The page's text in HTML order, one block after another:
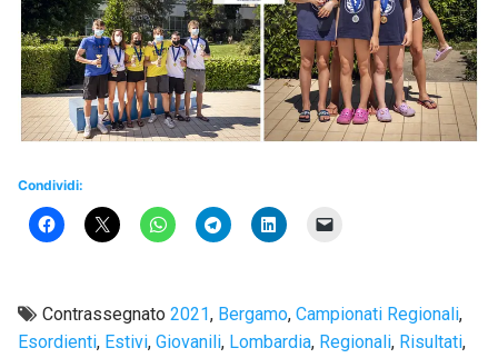
Condividi:
Contrassegnato 2021, Bergamo, Campionati Regionali,
Esordienti, Estivi, Giovanili, Lombardia, Regionali, Risultati,